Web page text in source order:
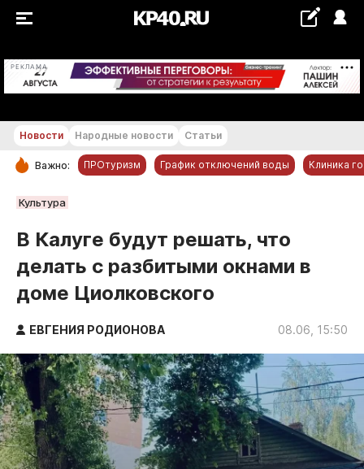
РЕКЛАМА +19...+20 °С
РУБРИКИ
Новости компаний
Статьи
Народные новости
Авто и транспорт
Благоустройство
Криминал
Культура
Недвижимость и ЖКХ
Образование
Новости Народные новости Статьи
Важно: ПРОтуризм График отключений воды Клиника
Культура
В Калуге будут решать, что
делать с разбитыми окнами в
доме Циолковского
ЕВГЕНИЯ РОДИОНОВА 08.06, 15:50